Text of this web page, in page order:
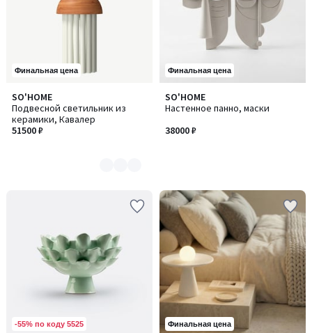
Финальная цена
SO'HOME
Подвесной светильник из
керамики, Кавалер
51500 ₽
Количество
цветов:
3
Финальная цена
SO'HOME
Настенное панно, маски
38000 ₽
-55% по коду 5525 Финальная цена